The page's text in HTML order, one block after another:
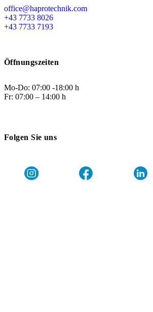
office@haprotechnik.com
+43 7733 8026
+43 7733 7193
Öffnungszeiten
Mo-Do: 07:00 -18:00 h
Fr: 07:00 – 14:00 h
Folgen Sie uns